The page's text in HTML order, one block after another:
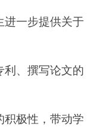
进一步提供关于
利、撰写论文的
积极性，带动学